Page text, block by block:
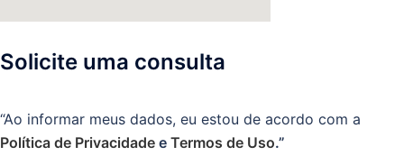
Solicite uma consulta
“Ao informar meus dados, eu estou de acordo com a
Política de Privacidade e Termos de Uso.”